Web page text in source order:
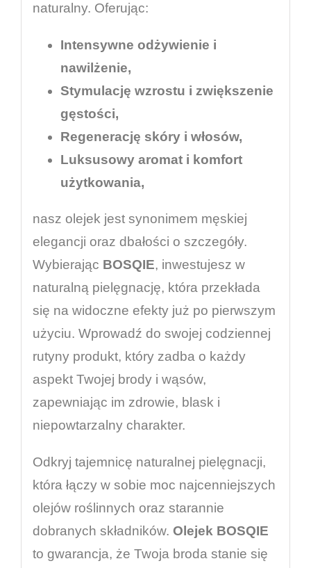
naturalny. Oferując:
Intensywne odżywienie i
nawilżenie,
Stymulację wzrostu i zwiększenie
gęstości,
Regenerację skóry i włosów,
Luksusowy aromat i komfort
użytkowania,
nasz olejek jest synonimem męskiej
elegancji oraz dbałości o szczegóły.
Wybierając BOSQIE, inwestujesz w
naturalną pielęgnację, która przekłada
się na widoczne efekty już po pierwszym
użyciu. Wprowadź do swojej codziennej
rutyny produkt, który zadba o każdy
aspekt Twojej brody i wąsów,
zapewniając im zdrowie, blask i
niepowtarzalny charakter.
Odkryj tajemnicę naturalnej pielęgnacji,
która łączy w sobie moc najcenniejszych
olejów roślinnych oraz starannie
dobranych składników. Olejek BOSQIE
to gwarancja, że Twoja broda stanie się